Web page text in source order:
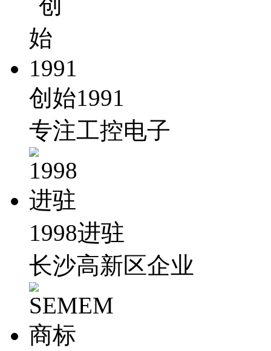
创始1991
专注工控电子
1998进驻
长沙高新区企业